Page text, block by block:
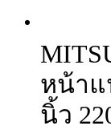
หน้าแ
นิ้ว